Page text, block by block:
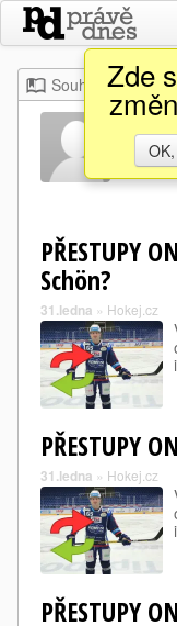
Zde
Souhrn
PŘESTUPY
Schön?
31.ledna » Hokej.cz
PŘESTUPY
31.ledna » Hokej.cz
PŘESTUPY